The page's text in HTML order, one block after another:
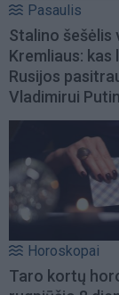
Pasaulis
Stalino šešėlis
Kremliaus: kas
Rusijos
Vladimirui
Horoskopai
Taro kortų